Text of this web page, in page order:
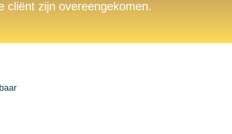
cliënt zijn overeengekomen.